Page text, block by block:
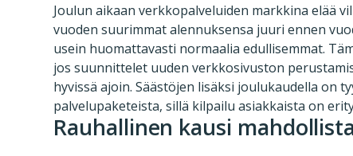
Joulun aikaan verkkopalveluiden markkina elää
vuoden suurimmat alennuksensa juuri ennen
usein huomattavasti normaalia edullisemmat.
jos suunnittelet uuden verkkosivuston
hyvissä ajoin. Säästöjen lisäksi joulukaudella on
palvelupaketeista, sillä kilpailu asiakkaista on
Rauhallinen kausi